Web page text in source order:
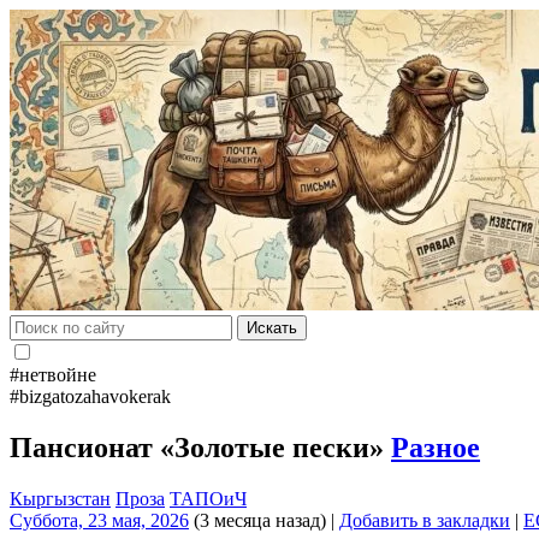
Искать
#нетвойне
#bizgatozahavokerak
Пансионат «Золотые пески» Разное
Кыргызстан Проза ТАПОиЧ
Суббота, 23 мая, 2026 (3 месяца назад) | Добавить в закладки |